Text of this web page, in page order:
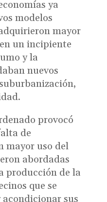
ya
modelos
mayor
un incipiente
y la
nuevos
provocó
de
mayor uso del
abordadas
producción de la
que se
sus